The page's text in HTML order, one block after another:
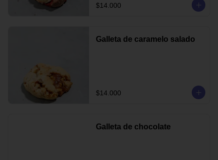
$14.000
Galleta de caramelo salado
$14.000
Galleta de chocolate